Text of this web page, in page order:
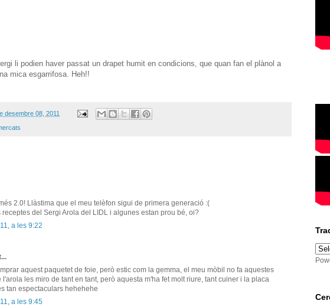
li podien haver passat un drapet humit en condicions, que quan fan el plànol a
mica esgarrifosa. Heh!!
desembre 08, 2011
2.0! Llàstima que el meu telèfon sigui de primera generació :(
del Sergi Arola del LIDL i algunes estan prou bé, oi?
a les 9:22
aquest paquetet de foie, però estic com la gemma, el meu mòbil no fa aquestes
l'arola les miro de tant en tant, però aquesta m'ha fet molt riure, tant cuiner i la placa
tan espectaculars hehehehe
a les 9:45